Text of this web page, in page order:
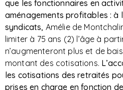
que les fonctionnaires en
aménagements profitables : à
syndicats, Amélie de
limiter à 75 ans (2) l’âge à
n’augmenteront plus et de
montant des cotisations.
les cotisations des retraités
prises en charge en fonction